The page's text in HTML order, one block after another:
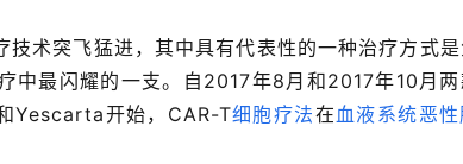
技术突飞猛进，其中具有代表性的一种治疗方式
中最闪耀的一支。自2017年8月和2017年10月
Yescarta开始，CAR-T细胞疗法在 血液系统恶